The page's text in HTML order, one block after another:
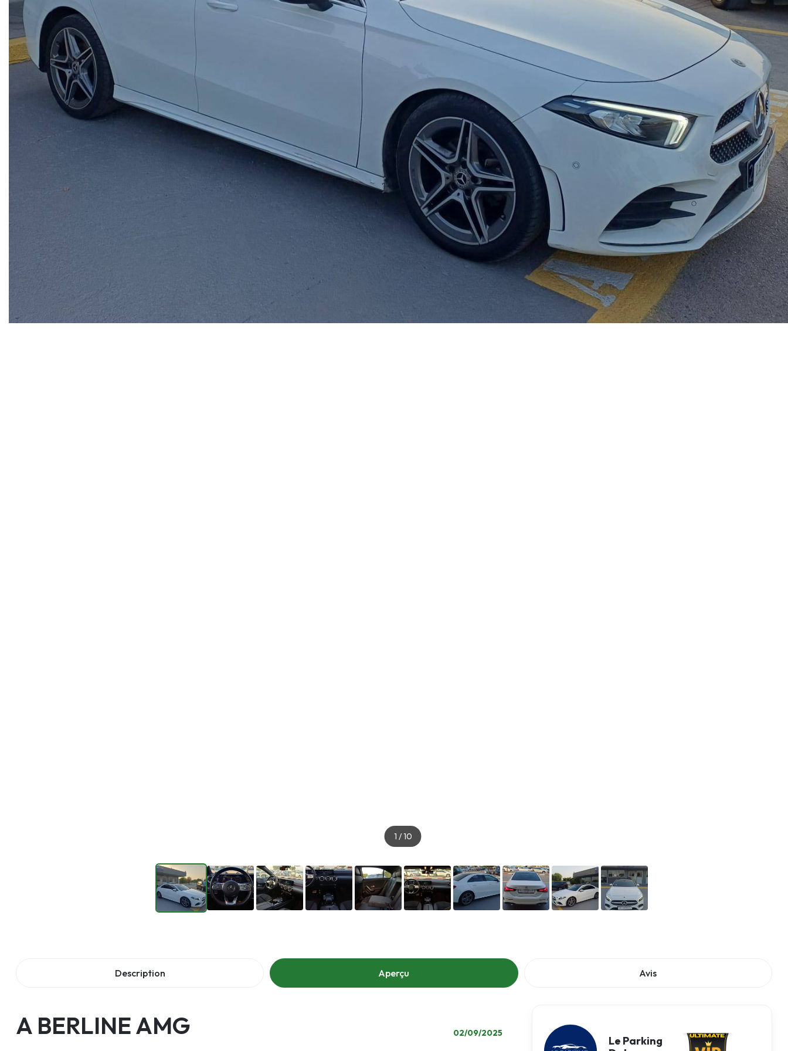
1 /10
Description Aperçu Avis
A BERLINE AMG 02/09/2025
Le Parking